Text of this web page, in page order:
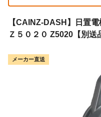
【CAINZ-DASH】日置
Ｚ５０２０ Z5020【別送
メーカー直送